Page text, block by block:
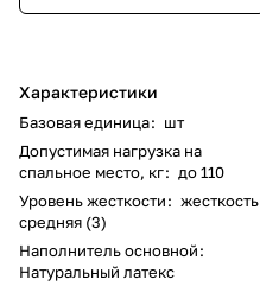
Характеристики
Базовая единица: шт
Допустимая нагрузка на
спальное место, кг: до 110
Уровень жесткости: жесткость
средняя (3)
Наполнитель основной:
Натуральный латекс